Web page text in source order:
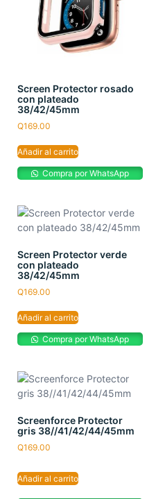
Screen Protector rosado
con plateado
38/42/45mm
Q169.00
Añadir al carrito
Compra por WhatsApp
Screen Protector verde
con plateado
38/42/45mm
Q169.00
Añadir al carrito
Compra por WhatsApp
Screenforce Protector
gris 38//41/42/44/45mm
Q169.00
Añadir al carrito